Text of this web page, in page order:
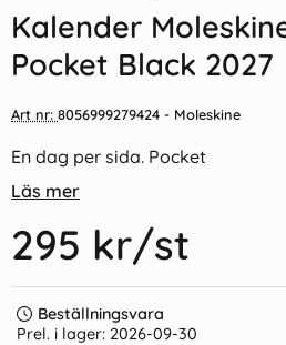
55 kr/st
Kalender
Pocket Black 2027
Art nr: 8056999279424 - Moleskine
En dag per sida. Pocket
Läs mer
295 kr/st
Beställningsvara
Prel. i lager: 2026-09-30